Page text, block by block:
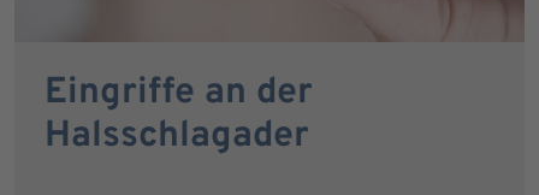
Eingriffe an der
Halsschlagader